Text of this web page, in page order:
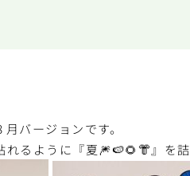
バージョンです。
るように『夏🎆🍉🌻👘』を